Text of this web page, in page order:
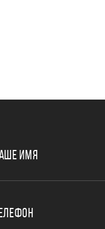
ИМЯ